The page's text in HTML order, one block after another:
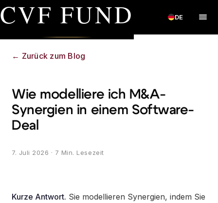
CVF FUND DE
← Zurück zum Blog
Wie modelliere ich M&A-
Synergien in einem Software-
Deal
7. Juli 2026 · 7 Min. Lesezeit
Kurze Antwort. Sie modellieren Synergien, indem Sie